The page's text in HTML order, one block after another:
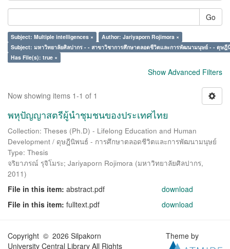
Go
Subject: Multiple intelligences ×
Author: Jariyaporn Rojimora ×
Subject: มหาวิทยาลัยศิลปากร - - สาขาวิชาการศึกษาตลอดชีวิตและการพัฒนามนุษย์ - - ดุษฎี
Has File(s): true ×
Show Advanced Filters
Now showing items 1-1 of 1
พหุปัญญาสตรีผู้นำชุมชนของประเทศไทย
Collection: Theses (Ph.D) - Lifelong Education and Human
Development / ดุษฎีนิพนธ์ - การศึกษาตลอดชีวิตและการพัฒนามนุษย์
Type: Thesis
จริยาภรณ์ รุจิโมระ; Jariyaporn Rojimora (มหาวิทยาลัยศิลปากร,
2011)
File in this item: abstract.pdf
download
File in this item: fulltext.pdf download
Copyright © 2026 Silpakorn
University Central Library All Rights
Theme by